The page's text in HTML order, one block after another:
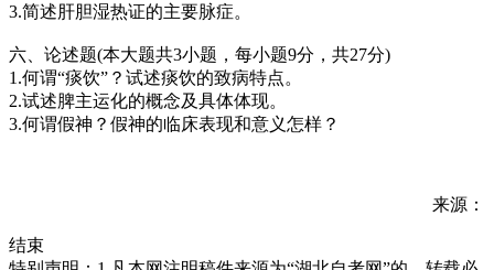
3.简述肝胆湿热证的主要脉症。
六、论述题(本大题共3小题，每小题9分，共27分)
1.何谓“痰饮”？试述痰饮的致病特点。
2.试述脾主运化的概念及具体体现。
3.何谓假神？假神的临床表现和意义怎样？
来源：
结束